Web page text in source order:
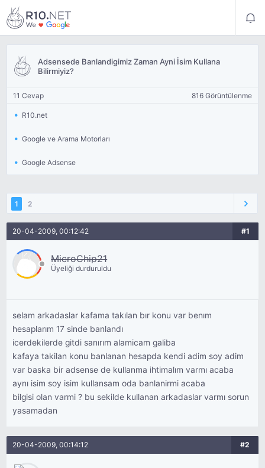
Adsensede Banlandigimiz Zaman Ayni İsim Kullana
Bilirmiyiz?
11 Cevap 816 Görüntülenme
R10.net
Google ve Arama Motorları
Google Adsense
1 2
20-04-2009, 00:12:42 #1
MicroChip21
Üyeliği durduruldu
selam arkadaslar kafama takılan bır konu var benım
hesaplarım 17 sinde banlandı
icerdekilerde gitdi sanırım alamicam galiba
kafaya takilan konu banlanan hesapda kendi adim soy adim
var baska bir adsense de kullanma ihtimalım varmı acaba
aynı isim soy isim kullansam oda banlanirmi acaba
bilgisi olan varmi ? bu sekilde kullanan arkadaslar varmı sorun
yasamadan
20-04-2009, 00:14:12 #2